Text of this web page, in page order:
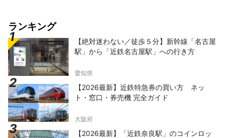
ランキング
【絶対迷わない／徒歩５分】新幹線「名古屋
駅」から「近鉄名古屋駅」への行き方
愛知県
【2026最新】近鉄特急券の買い方 ネッ
ト・窓口・券売機 完全ガイド
大阪府
【2026最新】「近鉄奈良駅」のコインロッ